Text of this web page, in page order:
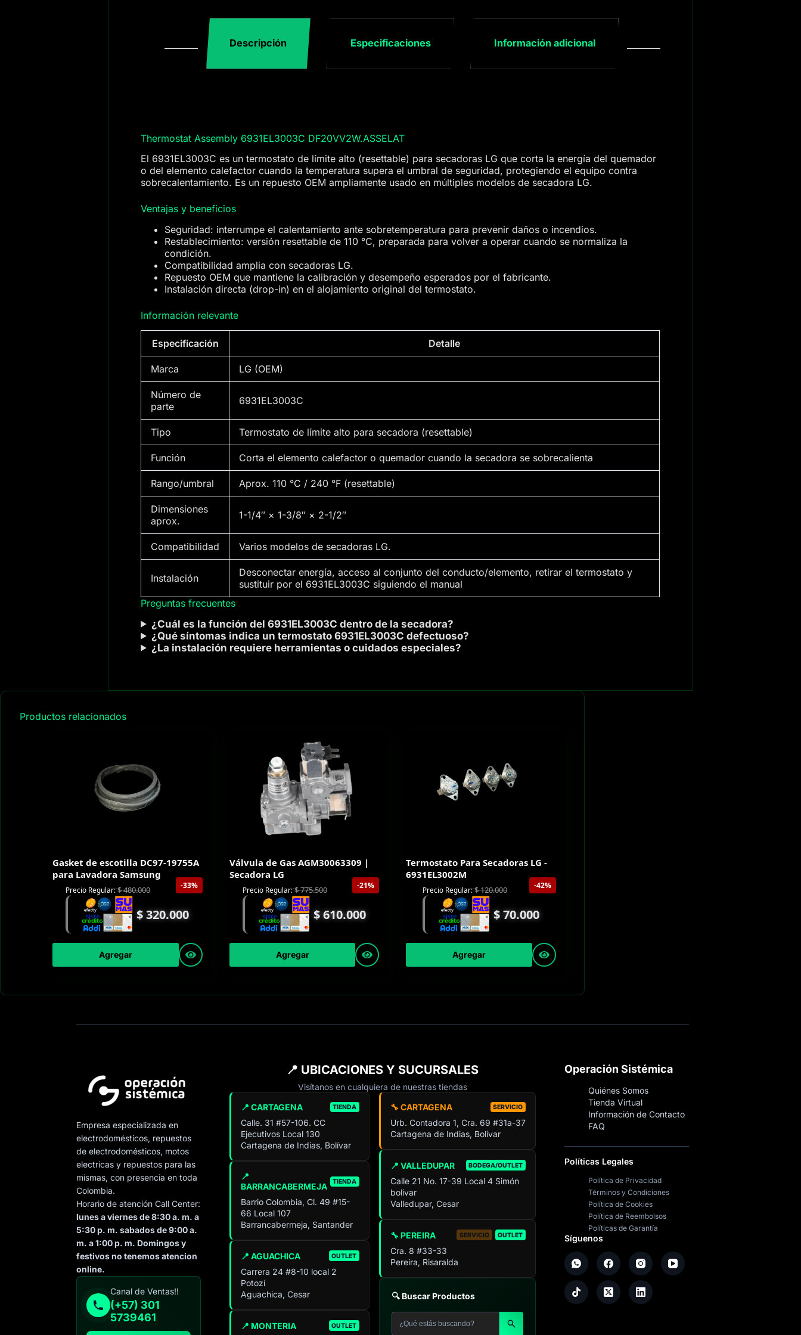
Descripción Especificaciones Información adicional
Thermostat Assembly 6931EL3003C DF20VV2W.ASSELAT
El 6931EL3003C es un termostato de límite alto (resettable) para secadoras LG que corta la energía del quemador
o del elemento calefactor cuando la temperatura supera el umbral de seguridad, protegiendo el equipo contra
sobrecalentamiento. Es un repuesto OEM ampliamente usado en múltiples modelos de secadora LG.
Ventajas y beneficios
Seguridad: interrumpe el calentamiento ante sobretemperatura para prevenir daños o incendios.
Restablecimiento: versión resettable de 110 °C, preparada para volver a operar cuando se normaliza la
condición.
Compatibilidad amplia con secadoras LG.
Repuesto OEM que mantiene la calibración y desempeño esperados por el fabricante.
Instalación directa (drop-in) en el alojamiento original del termostato.
Información relevante
Especificación Detalle
Marca LG (OEM)
Número de
parte
6931EL3003C
Tipo Termostato de límite alto para secadora (resettable)
Función Corta el elemento calefactor o quemador cuando la secadora se sobrecalienta
Rango/umbral Aprox. 110 °C / 240 °F (resettable)
Dimensiones
aprox.
1-1/4″ × 1-3/8″ × 2-1/2″
Compatibilidad Varios modelos de secadoras LG.
Instalación
Desconectar energía, acceso al conjunto del conducto/elemento, retirar el termostato y
sustituir por el 6931EL3003C siguiendo el manual
Preguntas frecuentes
¿Cuál es la función del 6931EL3003C dentro de la secadora?
¿Qué síntomas indica un termostato 6931EL3003C defectuoso?
¿La instalación requiere herramientas o cuidados especiales?
Productos relacionados
Gasket de escotilla DC97-19755A
para Lavadora Samsung
-33%
Precio Regular:$480.000
$320.000
Agregar
Válvula de Gas AGM30063309 |
Secadora LG
-21%
Precio Regular:$775.500
$610.000
Agregar
Termostato Para Secadoras LG -
6931EL3002M
-42%
Precio Regular:$120.000
$70.000
Agregar
Empresa especializada en
electrodomésticos, repuestos
de electrodomésticos, motos
electricas y repuestos para las
mismas, con presencia en toda
Colombia.
Horario de atención Call Center:
lunes a viernes de 8:30 a. m. a
5:30 p. m. sabados de 9:00 a.
m. a 1:00 p. m. Domingos y
festivos no tenemos atencion
online.
Canal de Ventas!!
(+57) 301
5739461
📍 UBICACIONES Y SUCURSALES
Visítanos en cualquiera de nuestras tiendas
📍 CARTAGENA TIENDA
Calle. 31 #57-106. CC
Ejecutivos Local 130
Cartagena de Indias, Bolívar
📍
BARRANCABERMEJA
TIENDA
Barrio Colombia, Cl. 49 #15-
66 Local 107
Barrancabermeja, Santander
📍 AGUACHICA OUTLET
Carrera 24 #8-10 local 2
Potozí
Aguachica, Cesar
📍 MONTERIA OUTLET
🔧 CARTAGENA SERVICIO
Urb. Contadora 1, Cra. 69 #31a-37
Cartagena de Indias, Bolívar
📍 VALLEDUPAR BODEGA/OUTLET
Calle 21 No. 17-39 Local 4 Simón
bolivar
Valledupar, Cesar
🔧 PEREIRA SERVICIO OUTLET
Cra. 8 #33-33
Pereira, Risaralda
🔍 Buscar Productos
Operación Sistémica
Quiénes Somos
Tienda Virtual
Información de Contacto
FAQ
Políticas Legales
Política de Privacidad
Términos y Condiciones
Política de Cookies
Política de Reembolsos
Políticas de Garantía
Síguenos
Especialista de operación
sistémica